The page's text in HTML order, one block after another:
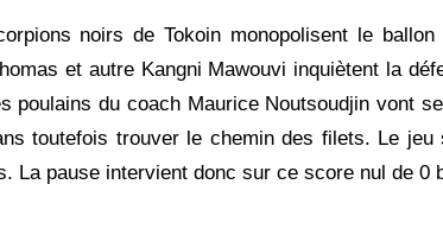
noirs de Tokoin monopolisent le
et autre Kangni Mawouvi inquiètent la
poulains du coach Maurice Noutsoudjin vont
toutefois trouver le chemin des filets. Le
La pause intervient donc sur ce score nul de 0